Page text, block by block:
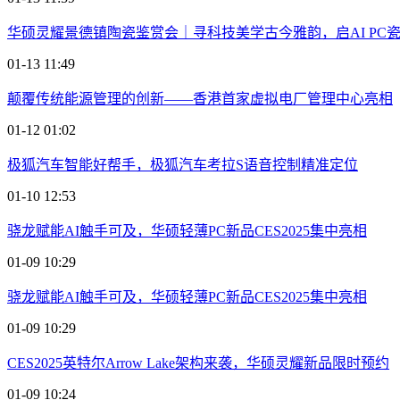
华硕灵耀景德镇陶瓷鉴赏会｜寻科技美学古今雅韵，启AI PC
01-13 11:49
颠覆传统能源管理的创新——香港首家虚拟电厂管理中心亮相
01-12 01:02
极狐汽车智能好帮手，极狐汽车考拉S语音控制精准定位
01-10 12:53
骁龙赋能AI触手可及，华硕轻薄PC新品CES2025集中亮相
01-09 10:29
骁龙赋能AI触手可及，华硕轻薄PC新品CES2025集中亮相
01-09 10:29
CES2025英特尔Arrow Lake架构来袭，华硕灵耀新品限时预约
01-09 10:24